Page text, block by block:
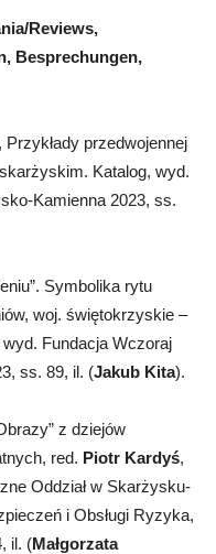
Reviews,
Besprechungen,
, Przykłady przedwojennej
Katalog, wyd.
Kamienna 2023, ss.
Symbolika rytu
woj. świętokrzyskie –
Fundacja Wczoraj
ss. 89, il. (Jakub Kita).
z dziejów
red. Piotr Kardyś,
Oddział w Skarżysku-
i Obsługi Ryzyka,
il. (Małgorzata